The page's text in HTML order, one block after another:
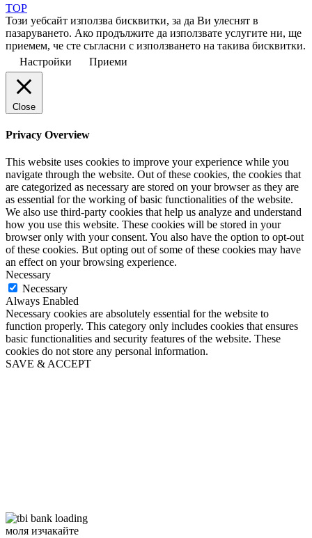
TOP
Този уебсайт използва бисквитки, за да Ви улеснят в
пазаруването. Ако продължите да използвате услугите ни, ще
приемем, че сте съгласни с използването на такива бисквитки.
Настройки
Приеми
Close
Privacy Overview
This website uses cookies to improve your experience while you
navigate through the website. Out of these cookies, the cookies that
are categorized as necessary are stored on your browser as they are
as essential for the working of basic functionalities of the website.
We also use third-party cookies that help us analyze and understand
how you use this website. These cookies will be stored in your
browser only with your consent. You also have the option to opt-out
of these cookies. But opting out of some of these cookies may have
an effect on your browsing experience.
Necessary
Necessary
Always Enabled
Necessary cookies are absolutely essential for the website to
function properly. This category only includes cookies that ensures
basic functionalities and security features of the website. These
cookies do not store any personal information.
SAVE & ACCEPT
моля изчакайте